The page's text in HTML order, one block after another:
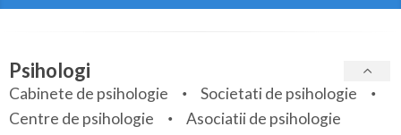
Arges
Bihor
Bistrita-Nasaud
Specialitati
Servicii
Psihologi
Cabinete de psihologie
Societati de psihologie
Centre de psihologie
Asociatii de psihologie